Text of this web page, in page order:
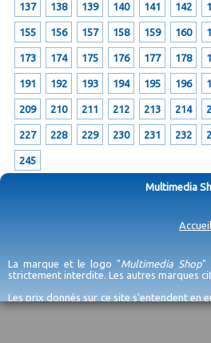
137 138 139 140 141 142
155 156 157 158 159 160
173 174 175 176 177 178
191 192 193 194 195 196
209 210 211 212 213 214
227 228 229 230 231 232
245
Multimedia
Accueil
La marque et le logo "Multimedia Shop"
strictement interdite. Les autres marques
Les prix donnés sur ce site s'entendent en
erreurs d'encodage, et sauf épuisement